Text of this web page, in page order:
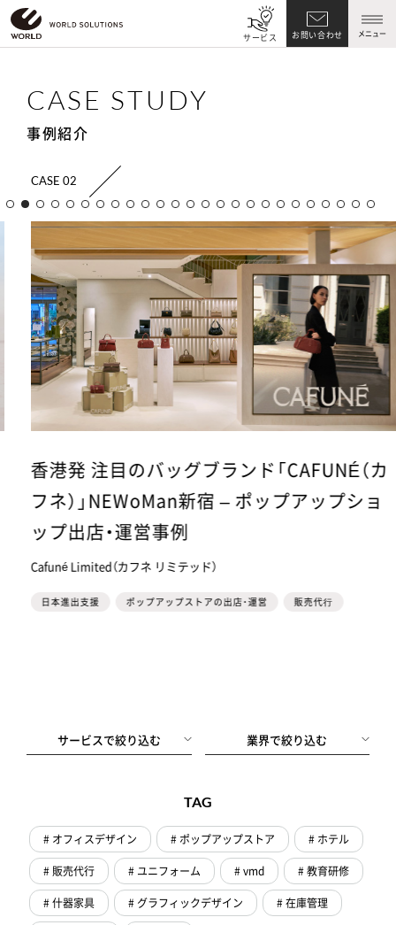
サービス お問い合わせ メニュー
CASE STUDY
事例紹介
CASE 02
香港発 注目のバッグブランド「CAFUNÉ（カ
フネ）」NEWoMan新宿 – ポップアップショ
ップ出店・運営事例
Cafuné Limited（カフネ リミテッド）
日本進出支援 ポップアップストアの出店・運営 販売代⾏
サービスで絞り込む 業界で絞り込む
TAG
# オフィスデザイン # ポップアップストア
# ホテル
# 販売代行
# ユニフォーム # vmd
# 教育研修
# 什器家具
# グラフィックデザイン
# 在庫管理